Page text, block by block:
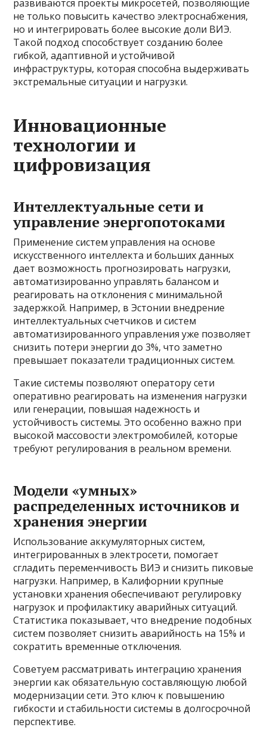
развиваются проекты микросетей, позволяющие
не только повысить качество электроснабжения,
но и интегрировать более высокие доли ВИЭ.
Такой подход способствует созданию более
гибкой, адаптивной и устойчивой
инфраструктуры, которая способна выдерживать
экстремальные ситуации и нагрузки.
Инновационные
технологии и
цифровизация
Интеллектуальные сети и
управление энергопотоками
Применение систем управления на основе
искусственного интеллекта и больших данных
дает возможность прогнозировать нагрузки,
автоматизированно управлять балансом и
реагировать на отклонения с минимальной
задержкой. Например, в Эстонии внедрение
интеллектуальных счетчиков и систем
автоматизированного управления уже позволяет
снизить потери энергии до 3%, что заметно
превышает показатели традиционных систем.
Такие системы позволяют оператору сети
оперативно реагировать на изменения нагрузки
или генерации, повышая надежность и
устойчивость системы. Это особенно важно при
высокой массовости электромобилей, которые
требуют регулирования в реальном времени.
Модели «умных»
распределенных источников и
хранения энергии
Использование аккумуляторных систем,
интегрированных в электросети, помогает
сгладить переменчивость ВИЭ и снизить пиковые
нагрузки. Например, в Калифорнии крупные
установки хранения обеспечивают регулировку
нагрузок и профилактику аварийных ситуаций.
Статистика показывает, что внедрение подобных
систем позволяет снизить аварийность на 15% и
сократить временные отключения.
Советуем рассматривать интеграцию хранения
энергии как обязательную составляющую любой
модернизации сети. Это ключ к повышению
гибкости и стабильности системы в долгосрочной
перспективе.